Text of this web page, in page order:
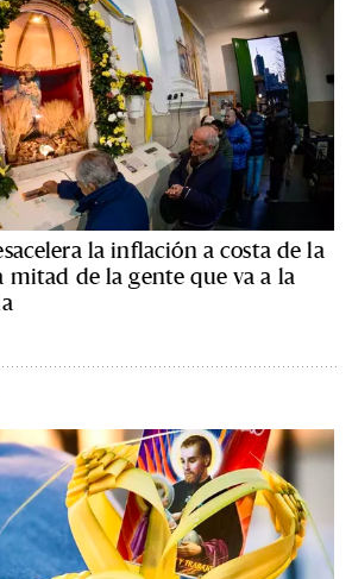
la inflación a costa de la
mitad de la gente que va a la